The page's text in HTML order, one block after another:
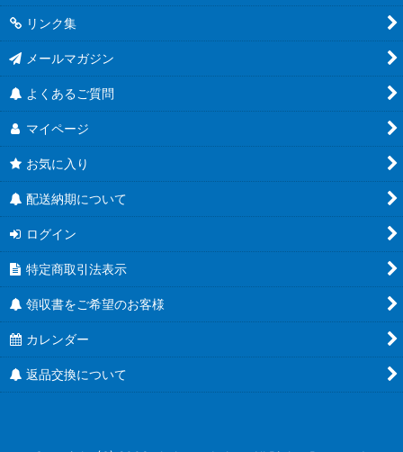
お酒のテイクアウト容器
人気のハーバリウム瓶
蜂蜜キャップ有
結婚式にお勧め！
ユニバーサルデザイン
Ｔ４３ツイスト
Ｔ４８ツイスト
Ｔ５３ツイスト
Ｔ５８ツイスト
リンク集
メールマガジン
よくあるご質問
マイページ
お気に入り
配送納期について
ログイン
特定商取引法表示
領収書をご希望のお客様
カレンダー
返品交換について